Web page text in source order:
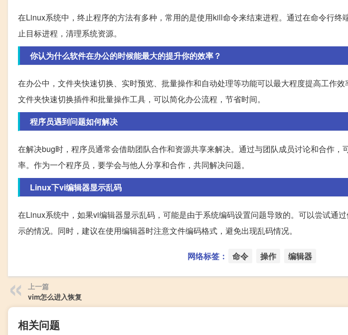
在Linux系统中，终止程序的方法有多种，常用的是使用kill命令来结束进程。通过在命令行终
止目标进程，清理系统资源。
你认为什么软件在办公的时候能最大的提升你的效率？
在办公中，文件夹快速切换、实时预览、批量操作和自动处理等功能可以最大程度提高工作
文件夹快速切换插件和批量操作工具，可以简化办公流程，节省时间。
程序员遇到问题如何解决
在解决bug时，程序员通常会借助团队合作和资源共享来解决。通过与团队成员讨论和合作，
率。作为一个程序员，要学会与他人分享和合作，共同解决问题。
Linux下vi编辑器显示乱码
在Linux系统中，如果vi编辑器显示乱码，可能是由于系统编码设置问题导致的。可以尝试通
示的情况。同时，建议在使用编辑器时注意文件编码格式，避免出现乱码情况。
网络标签： 命令 操作 编辑器
上一篇
vim怎么进入恢复
相关问题